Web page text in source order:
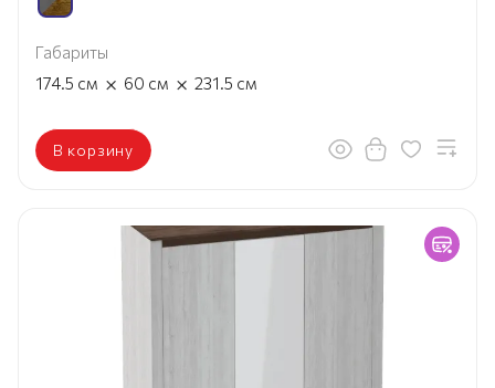
Габариты
174.5 см × 60 см × 231.5 см
В корзину